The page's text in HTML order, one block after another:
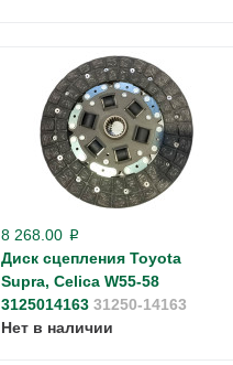
8 268.00 p
Диск сцепления Toyota
Supra, Celica W55-58
3125014163 31250-14163
Нет в наличии